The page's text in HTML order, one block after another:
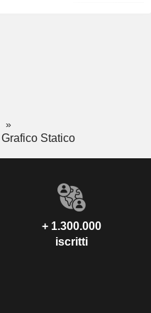
Grafico Statico
+ 1.300.000
iscritti